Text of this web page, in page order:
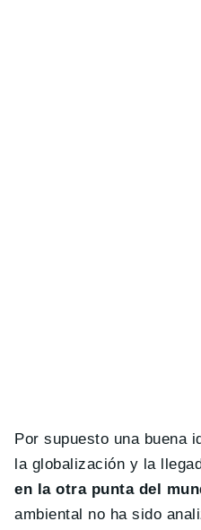
Por supuesto una buena
la globalización y la
en la otra punta del
ambiental no ha sido